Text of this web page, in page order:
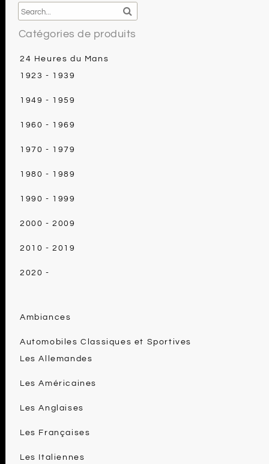
Catégories de produits
24 Heures du Mans
1923 - 1939
1949 - 1959
1960 - 1969
1970 - 1979
1980 - 1989
1990 - 1999
2000 - 2009
2010 - 2019
2020 -
Ambiances
Automobiles Classiques et Sportives
Les Allemandes
Les Américaines
Les Anglaises
Les Françaises
Les Italiennes